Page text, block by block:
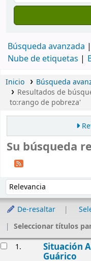
Búsqueda avanzada
Nube de etiquetas
Inicio
Búsqueda
Resultados de
to:rango de pobreza'
Su búsqueda
Ordenar por:
De-resaltar
Seleccionar títulos
1. Situación
Guárico